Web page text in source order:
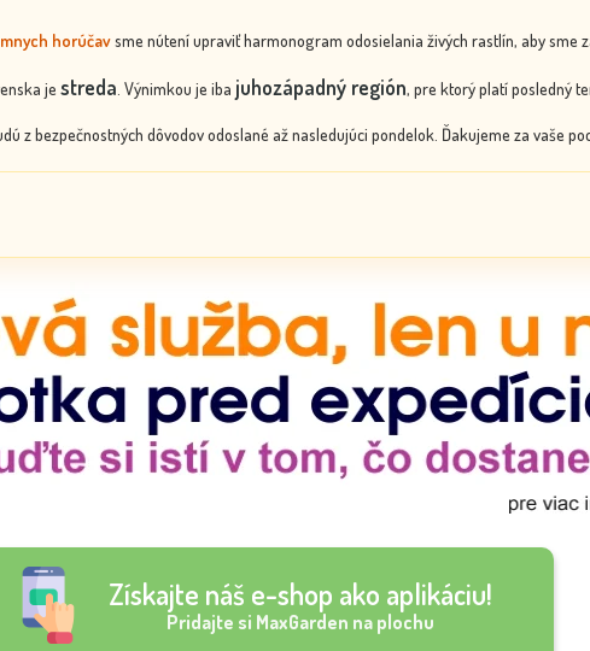
horúčavsme nútení upraviť harmonogram odosielania živých rastlín, aby sme
je streda . Výnimkou je iba juhozápadný región, pre ktorý platí posledný
z bezpečnostných dôvodov odoslané až nasledujúci pondelok. Ďakujeme za vaše
Získajte náš e-shop ako aplikáciu!
Pridajte si MaxGarden na plochu